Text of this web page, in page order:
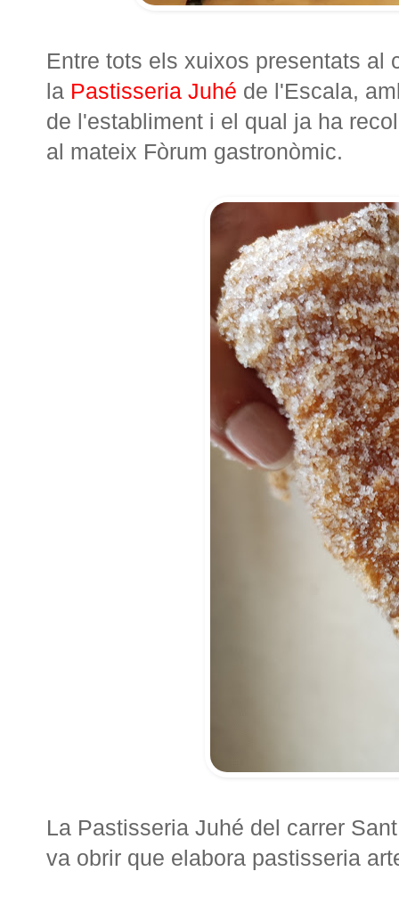
Entre tots els xuixos presentats al
la Pastisseria Juhé de l'Escala,
de l'establiment i el qual ja ha
al mateix Fòrum gastronòmic.
La Pastisseria Juhé del carrer
va obrir que elabora pastisseria